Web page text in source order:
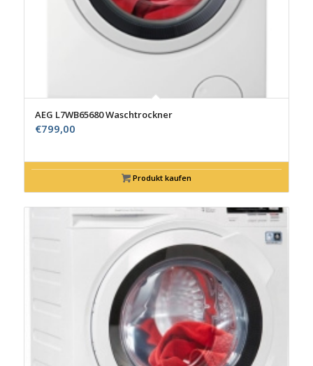
AEG L7WB65680 Waschtrockner
€799,00
Produkt kaufen